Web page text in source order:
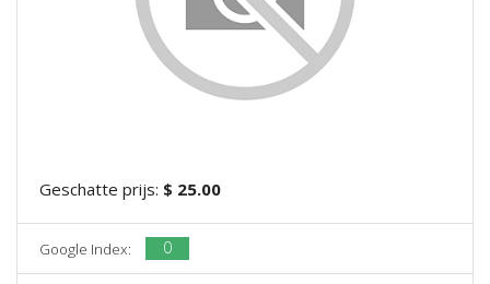
Geschatte prijs: $ 25.00
Google Index: 0